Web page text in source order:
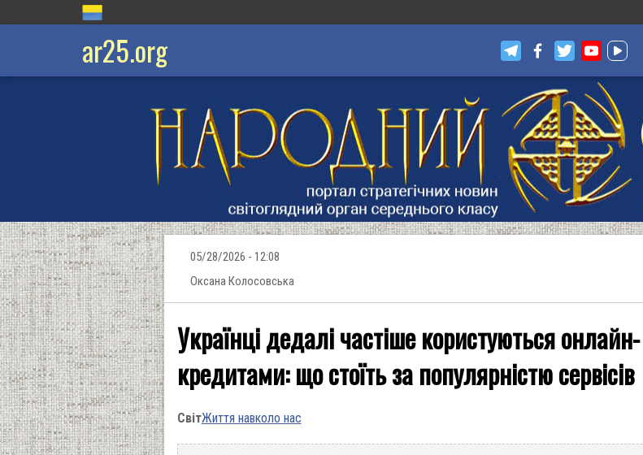
ar25.org
05/28/2026 - 12:08
Оксана Колосовська
Українці дедалі частіше користуються онлайн-
кредитами: що стоїть за популярністю сервісів
СвітЖиття навколо нас